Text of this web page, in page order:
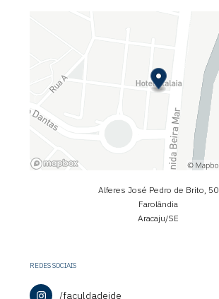
Alferes José Pedro de Brito, 50
Farolândia
Aracaju/SE
REDES SOCIAIS
/faculdadeide